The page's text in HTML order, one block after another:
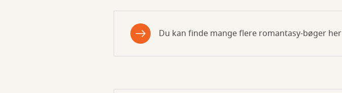
Du kan finde mange flere romantasy-bøger her